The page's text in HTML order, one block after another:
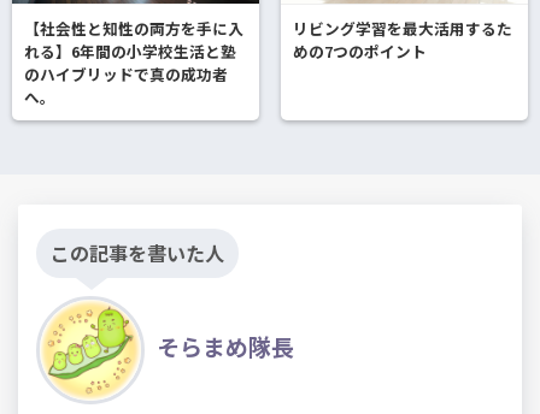
【社会性と知性の両方を手に入
れる】6年間の小学校生活と塾
のハイブリッドで真の成功者
へ。
リビング学習を最大活用するた
めの7つのポイント
この記事を書いた人
そらまめ隊長